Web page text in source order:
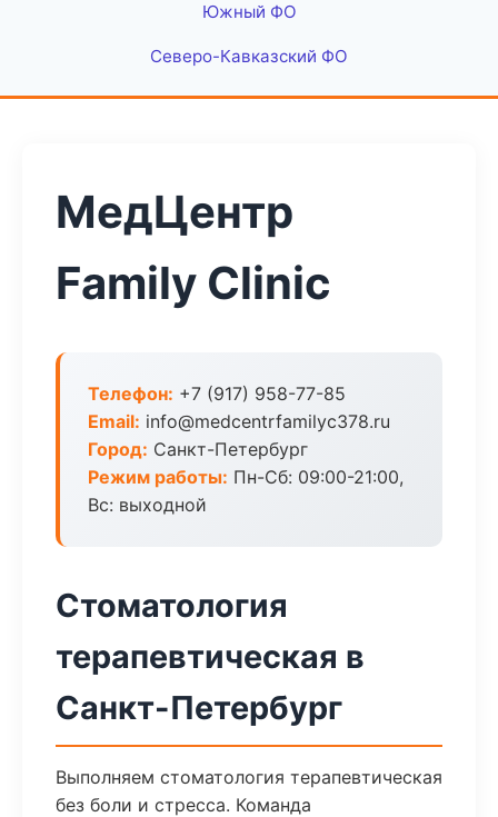
Южный ФО
Северо-Кавказский ФО
МедЦентр
Family Clinic
Телефон: +7 (917) 958-77-85
Email: info@medcentrfamilyc378.ru
Город: Санкт-Петербург
Режим работы: Пн-Сб: 09:00-21:00,
Вс: выходной
Стоматология
терапевтическая в
Санкт-Петербург
Выполняем стоматология терапевтическая
без боли и стресса. Команда